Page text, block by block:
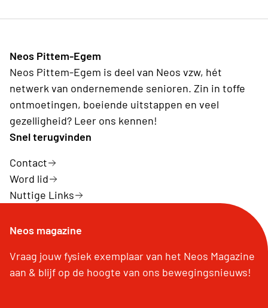
Neos Pittem-Egem
Neos Pittem-Egem is deel van Neos vzw, hét
netwerk van ondernemende senioren. Zin in toffe
ontmoetingen, boeiende uitstappen en veel
gezelligheid? Leer ons kennen!
Snel terugvinden
Contact
Word lid
Nuttige Links
Neos magazine
Vraag jouw fysiek exemplaar van het Neos Magazine
aan & blijf op de hoogte van ons bewegingsnieuws!